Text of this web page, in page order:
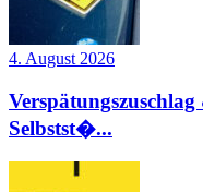
4. August 2026
Selbstst�...